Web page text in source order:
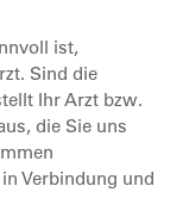
ist,
Sind die
Ihr Arzt bzw.
die Sie uns
Verbindung und